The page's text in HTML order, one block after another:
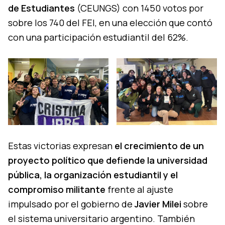
de Estudiantes (CEUNGS) con 1450 votos por
sobre los 740 del FEI, en una elección que contó
con una participación estudiantil del 62%.
Estas victorias expresan el crecimiento de un
proyecto político que defiende la universidad
pública, la organización estudiantil y el
compromiso militante frente al ajuste
impulsado por el gobierno deJavier Milei sobre
el sistema universitario argentino. También